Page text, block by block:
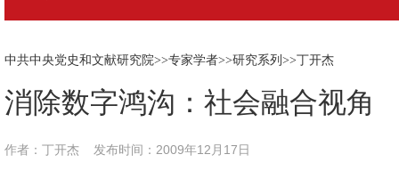
中共中央党史和文献研究院>>专家学者>>研究系列 >>丁开杰
消除数字鸿沟：社会融合视角
作者：丁开杰 发布时间：2009年12月17日